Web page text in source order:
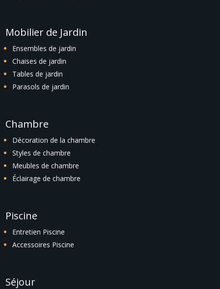
Mobilier de Jardin
Ensembles de jardin
Chaises de jardin
Tables de jardin
Parasols de jardin
Chambre
Décoration de la chambre
Styles de chambre
Meubles de chambre
Éclairage de chambre
Piscine
Entretien Piscine
Accessoires Piscine
Séjour